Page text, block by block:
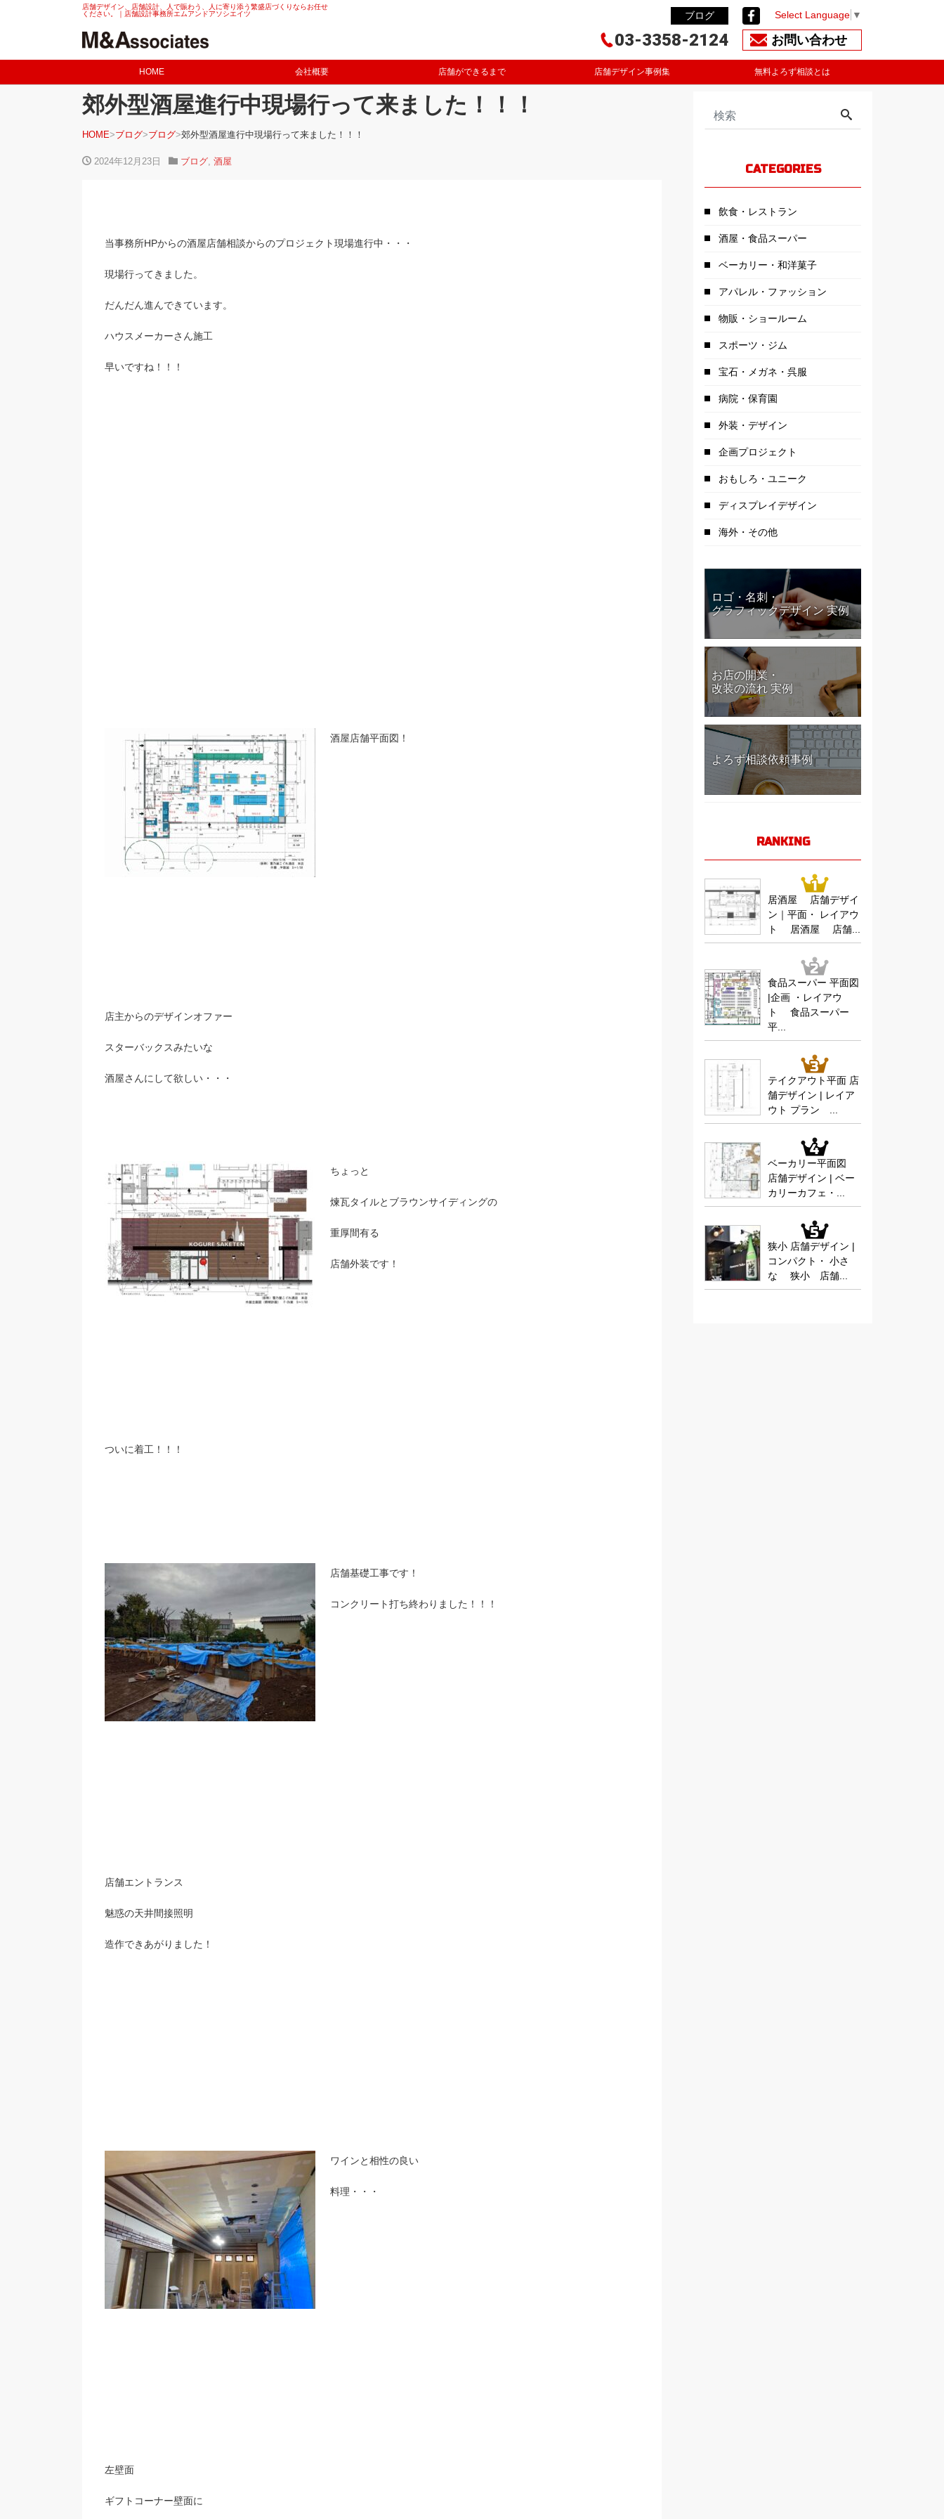
店舗デザイン、店舗設計、人で賑わう、人に寄り添う繁盛店づくりならお任せ
ください。｜店舗設計事務所エムアンドアソシエイツ
Select Language ▼
ブログ
お問い合わせ
03-3358-2124
HOME 会社概要 店舗ができるまで 店舗デザイン事例集 無料よろず相談とは
郊外型酒屋進行中現場行って来ました！！！
HOME ブログ ブログ 郊外型酒屋進行中現場行って来ました！！！
2024年12月23日 ブログ, 酒屋
当事務所HPからの酒屋店舗相談からのプロジェクト現場進行中・・・
現場行ってきました。
だんだん進んできています。
ハウスメーカーさん施工
早いですね！！！
酒屋店舗平面図！
店主からのデザインオファー
スターバックスみたいな
酒屋さんにして欲しい・・・
ちょっと
煉瓦タイルとブラウンサイディングの
重厚間有る
店舗外装です！
ついに着工！！！
店舗基礎工事です！
コンクリート打ち終わりました！！！
店舗エントランス
魅惑の天井間接照明
造作できあがりました！
ワインと相性の良い
料理・・・
左壁面
ギフトコーナー壁面に
CATEGORIES
飲食・レストラン
酒屋・食品スーパー
ベーカリー・和洋菓子
アパレル・ファッション
物販・ショールーム
スポーツ・ジム
宝石・メガネ・呉服
病院・保育園
外装・デザイン
企画プロジェクト
おもしろ・ユニーク
ディスプレイデザイン
海外・その他
ロゴ・名刺・
グラフィックデザイン 実例
お店の開業・
改装の流れ 実例
よろず相談依頼事例
RANKING
居酒屋 店舗デザイ
ン｜平面・ レイアウ
ト 居酒屋 店舗...
食品スーパー 平面図
|企画 ・レイアウ
ト 食品スーパー
平...
テイクアウト平面 店
舗デザイン | レイア
ウト プラン ...
ベーカリー平面図
店舗デザイン | ベー
カリーカフェ・...
狭小 店舗デザイン |
コンパクト・ 小さ
な 狭小 店舗...